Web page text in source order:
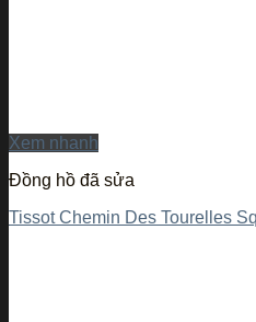
Xem nhanh
Đồng hồ đã sửa
Tissot Chemin Des Tourelles